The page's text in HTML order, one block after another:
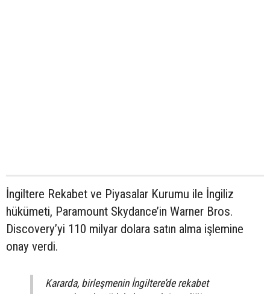
İngiltere Rekabet ve Piyasalar Kurumu ile İngiliz
hükümeti, Paramount Skydance’in Warner Bros.
Discovery’yi 110 milyar dolara satın alma işlemine
onay verdi.
Kararda, birleşmenin İngiltere’de rekabet